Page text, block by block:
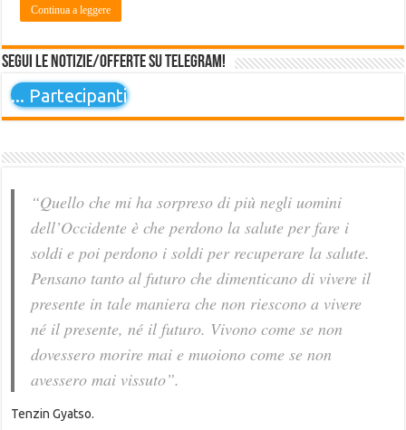
Continua a leggere
Segui le notizie/offerte su Telegram!
... Partecipanti
“Quello che mi ha sorpreso di più negli uomini
dell’Occidente è che perdono la salute per fare i
soldi e poi perdono i soldi per recuperare la salute.
Pensano tanto al futuro che dimenticano di vivere il
presente in tale maniera che non riescono a vivere
né il presente, né il futuro. Vivono come se non
dovessero morire mai e muoiono come se non
avessero mai vissuto”.
Tenzin Gyatso.